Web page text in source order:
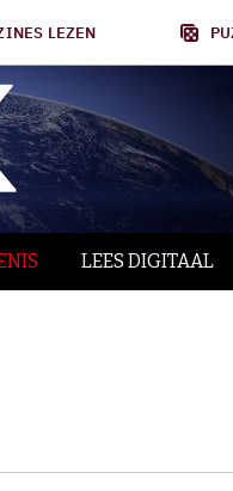
LEZEN
LEES DIGITAAL